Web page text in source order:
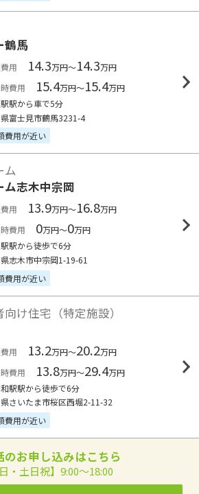
鶴馬
用 14.3万円～14.3万円
費用
15.4万円～15.4万円
駅から車で5分
富士見市鶴馬3231-4
費用が近い
ム
ム志木中宗岡
用 13.9万円～16.8万円
費用
0万円～0万円
駅から徒歩で6分
志木市中宗岡1-19-61
費用が近い
け住宅（特定施設）
用 13.2万円～20.2万円
費用
13.8万円～29.4万円
駅駅から徒歩で6分
さいたま市桜区西堀2-11-32
費用が近い
のお申し込みはこちら
日・土日祝】9:00～18:00